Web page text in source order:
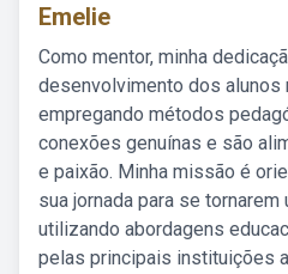
Emelie
Como mentor, minha
desenvolvimento dos alunos
empregando métodos
conexões genuínas e são
e paixão. Minha missão é
sua jornada para se tornarem
utilizando abordagens
pelas principais instituições